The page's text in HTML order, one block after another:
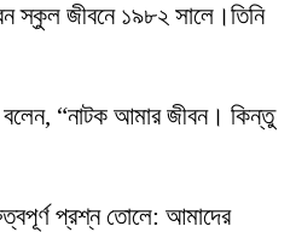
স্কুল জীবনে ১৯৮২ সালে।তিনি
বলেন, “নাটক আমার জীবন। কিন্তু
প্রশ্ন তোলে: আমাদের